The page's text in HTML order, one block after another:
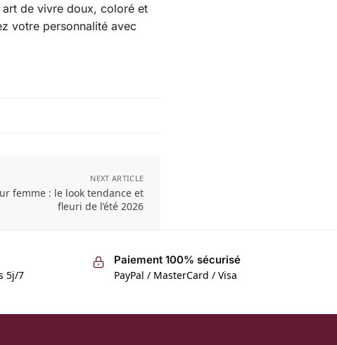
art de vivre doux, coloré et
votre personnalité avec
NEXT ARTICLE
femme : le look tendance et
fleuri de l’été 2026
5j/7
Paiement 100% sécurisé
PayPal / MasterCard / Visa